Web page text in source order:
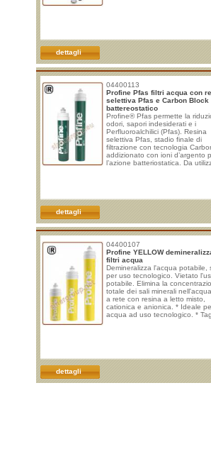
dettagli
04400113
Profine Pfas filtri acqua con
selettiva Pfas e Carbon Block
battereostatico
Profine® Pfas permette la
odori, sapori indesiderati e i
Perfluoroalchilici (Pfas). Resina
selettiva Pfas, stadio finale di
filtrazione con tecnologia
addizionato con ioni d’argento
l’azione batteriostatica. Da
al consumo umano impiegate
dettagli
04400107
Profine YELLOW
filtri acqua
Demineralizza l'acqua potabile,
per uso tecnologico. Vietato
potabile. Elimina la
totale dei sali minerali
a rete con resina a letto misto,
cationica e anionica. * Ideale
acqua ad uso tecnologico. *
dettagli